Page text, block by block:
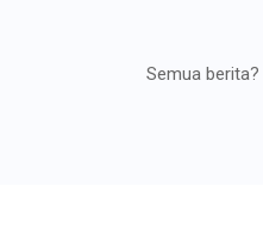
Semua berita?